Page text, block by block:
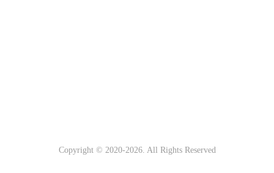
Copyright © 2020-2026. All Rights Reserved